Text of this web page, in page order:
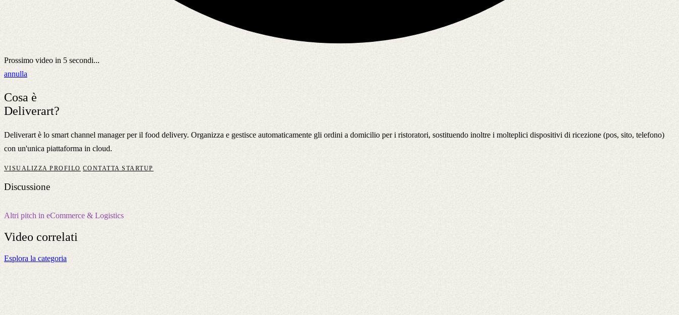
Prossimo video in 5 secondi...
annulla
Cosa è
Deliverart?
Deliverart è lo smart channel manager per il food delivery. Organizza e gestisce automaticamente gli ordini a domicilio per i ristoratori, sostituendo inoltre i molteplici dispositivi di ricezione (pos, sito, telefono)
con un'unica piattaforma in cloud.
VISUALIZZA PROFILO CONTATTA STARTUP
Discussione
Altri pitch in eCommerce & Logistics
Video correlati
Esplora la categoria